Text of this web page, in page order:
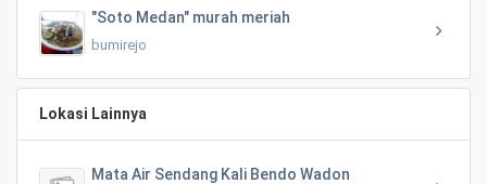
"Soto Medan" murah meriah
bumirejo
Lokasi Lainnya
Mata Air Sendang Kali Bendo Wadon